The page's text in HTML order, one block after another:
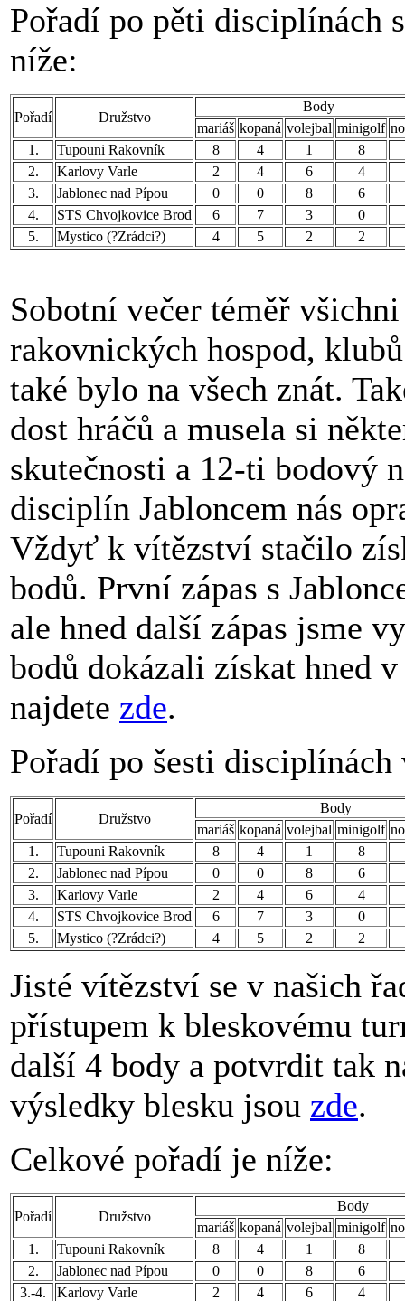
Pořadí po pěti disciplínách
níže:
Pořadí Družstvo
Body
mariáš kopaná volejbal minigolf
1.
Tupouni Rakovník 8 4 1
8
2.
Karlovy Varle 2 4 6
4
3.
Jablonec nad Pípou 0 0 8
6
4.
STS Chvojkovice Brod 6 7 3
0
5.
Mystico (?Zrádci?) 4 5 2 2
Sobotní večer téměř
rakovnických hospod,
také bylo na všech znát.
dost hráčů a musela si
skutečnosti a 12-ti bodový
disciplín Jabloncem nás
Vždyť k vítězství stačilo
bodů. První zápas s
ale hned další zápas jsme
bodů dokázali získat hned
najdete zde.
Pořadí po šesti disciplínách
Pořadí Družstvo
Body
mariáš kopaná volejbal minigolf
1.
Tupouni Rakovník 8 4 1
8
2.
Jablonec nad Pípou 0 0 8
6
3.
Karlovy Varle 2 4 6
4
4.
STS Chvojkovice Brod 6 7 3
0
5.
Mystico (?Zrádci?) 4 5 2 2
Jisté vítězství se v našich
přístupem k bleskovému
další 4 body a potvrdit tak
výsledky blesku jsou zde.
Celkové pořadí je níže:
Pořadí Družstvo
Body
mariáš kopaná volejbal minigolf
1.
Tupouni Rakovník 8 4 1
8
2.
Jablonec nad Pípou 0 0 8
6
3.-4.
Karlovy Varle 2 4 6
4